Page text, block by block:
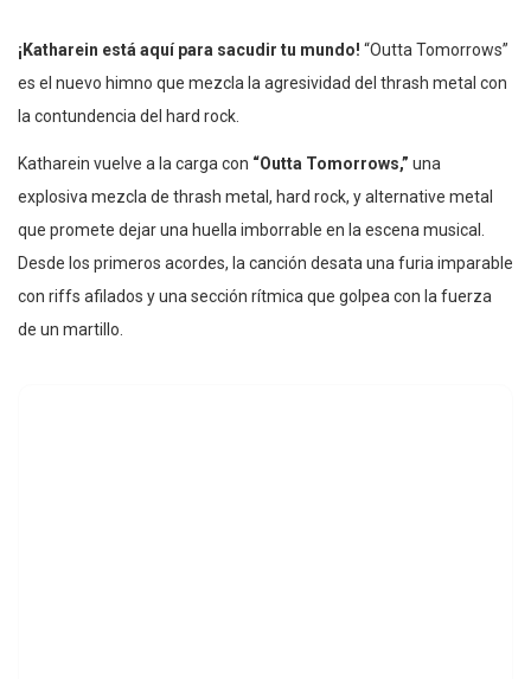
¡Katharein está aquí para sacudir tu mundo! “Outta Tomorrows”
es el nuevo himno que mezcla la agresividad del thrash metal con
la contundencia del hard rock.
Katharein vuelve a la carga con “Outta Tomorrows,” una
explosiva mezcla de thrash metal, hard rock, y alternative metal
que promete dejar una huella imborrable en la escena musical.
Desde los primeros acordes, la canción desata una furia imparable
con riffs afilados y una sección rítmica que golpea con la fuerza
de un martillo.